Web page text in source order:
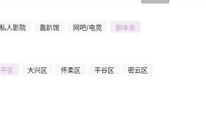
私人影院 轰趴馆 网吧/电竞 剧本杀
区 大兴区 怀柔区 平谷区 密云区